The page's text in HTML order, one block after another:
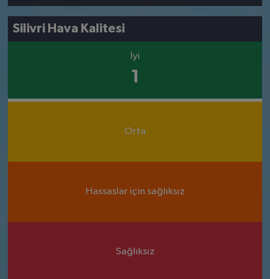
Silivri Hava Kalitesi
İyi
1
Orta
Hassaslar için sağlıksız
Sağlıksız